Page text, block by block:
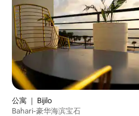
公寓 ｜ Bijilo
Bahari-豪华海滨宝石